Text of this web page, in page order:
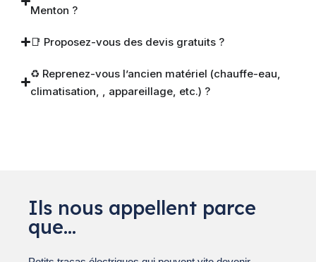
Menton ?
📑 Proposez-vous des devis gratuits ?
♻️ Reprenez-vous l’ancien matériel (chauffe-eau,
climatisation, , appareillage, etc.) ?
Ils nous appellent parce
que…